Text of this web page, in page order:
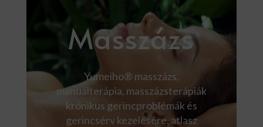
Masszázs
Yumeiho® masszázs,
manuálterápia, masszázsterápiák
krónikus gerincproblémák és
gerincsérv kezelésére, atlasz